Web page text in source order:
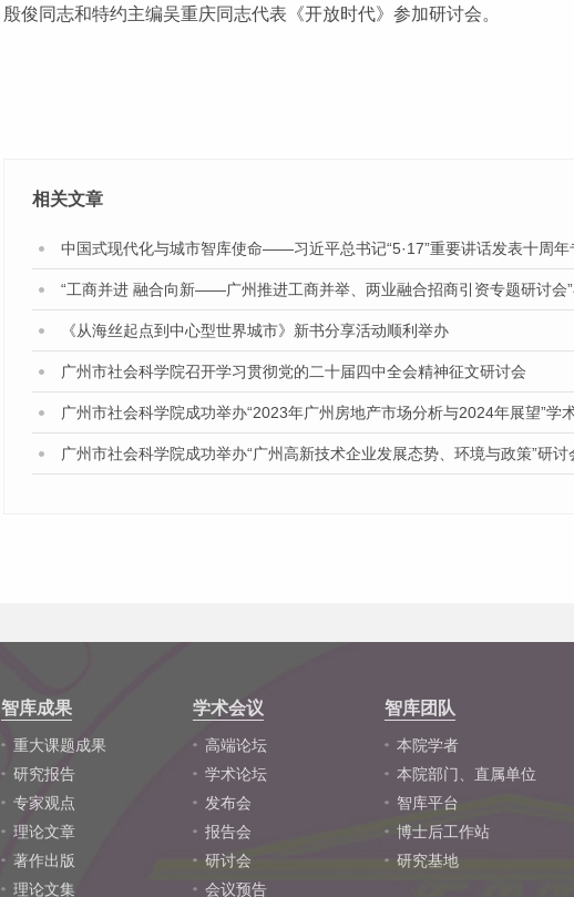
殷俊同志和特约主编吴重庆同志代表《开放时代》参加研讨会。
相关文章
中国式现代化与城市智库使命——习近平总书记“5·17”重要讲话发表十周年
“工商并进 融合向新——广州推进工商并举、两业融合招商引资专题研讨会
《从海丝起点到中心型世界城市》新书分享活动顺利举办
广州市社会科学院召开学习贯彻党的二十届四中全会精神征文研讨会
广州市社会科学院成功举办“2023年广州房地产市场分析与2024年展望”学
广州市社会科学院成功举办“广州高新技术企业发展态势、环境与政策”研讨
智库成果
重大课题成果
研究报告
专家观点
理论文章
著作出版
理论文集
学术会议
高端论坛
学术论坛
发布会
报告会
研讨会
会议预告
智库团队
本院学者
本院部门、直属单位
智库平台
博士后工作站
研究基地